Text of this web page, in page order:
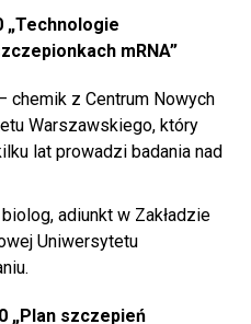
„Technologie
mRNA”
chemik z Centrum Nowych
Warszawskiego, który
lat prowadzi badania nad
adiunkt w Zakładzie
Uniwersytetu
„Plan szczepień